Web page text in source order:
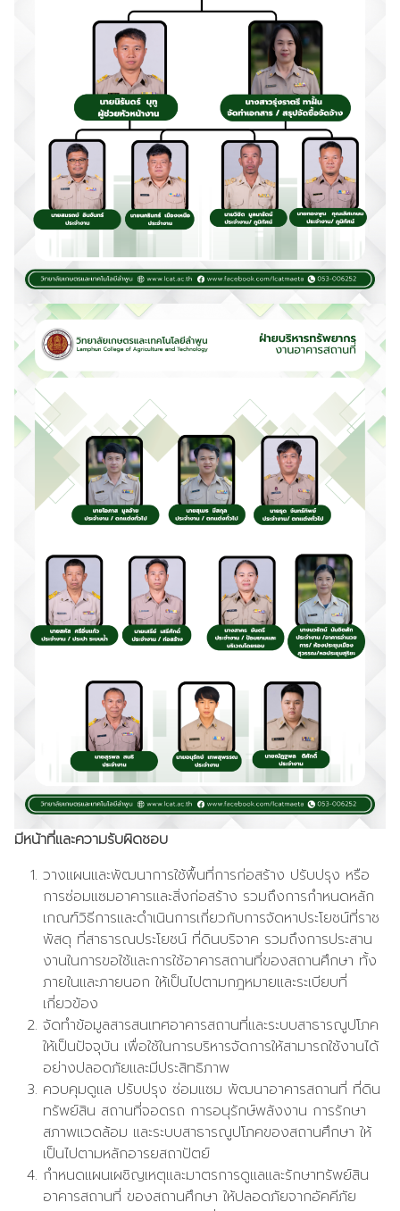
มีหน้าที่และความรับผิดชอบ
วางแผนและพัฒนาการใช้พื้นที่การก่อสร้าง ปรับปรุง หรือ
การซ่อมแซมอาคารและสิ่งก่อสร้าง รวมถึงการกำหนดหลัก
เกณฑ์วิธีการและดำเนินการเกี่ยวกับการจัดหาประโยชน์ที่ราช
พัสดุ ที่สาธารณประโยชน์ ที่ดินบริจาค รวมถึงการประสาน
งานในการขอใช้และการใช้อาคารสถานที่ของสถานศึกษา ทั้ง
ภายในและภายนอก ให้เป็นไปตามกฎหมายและระเบียบที่
เกี่ยวข้อง
จัดทำข้อมูลสารสนเทศอาคารสถานที่และระบบสาธารณูปโภค
ให้เป็นปัจจุบัน เพื่อใช้ในการบริหารจัดการให้สามารถใช้งานได้
อย่างปลอดภัยและมีประสิทธิภาพ
ควบคุมดูแล ปรับปรุง ซ่อมแซม พัฒนาอาคารสถานที่ ที่ดิน
ทรัพย์สิน สถานที่จอดรถ การอนุรักษ์พลังงาน การรักษา
สภาพแวดล้อม และระบบสาธารณูปโภคของสถานศึกษา ให้
เป็นไปตามหลักอารยสถาปัตย์
กำหนดแผนเผชิญเหตุและมาตรการดูแลและรักษาทรัพย์สิน
อาคารสถานที่ ของสถานศึกษา ให้ปลอดภัยจากอัคคีภัย